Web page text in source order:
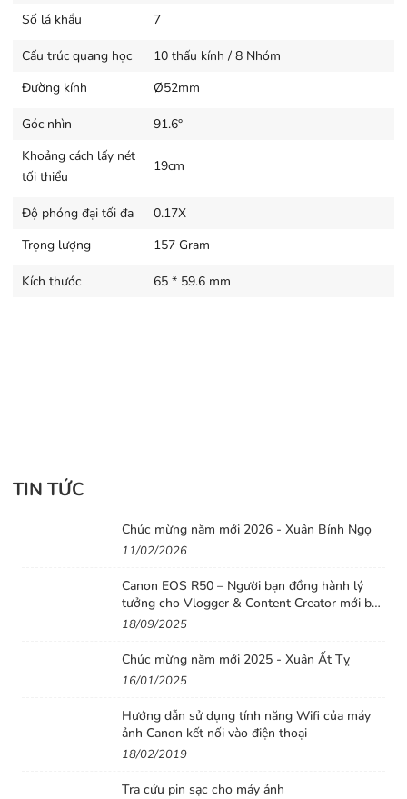
với phông nền khá rõ ràng.
Động cơ lấy nét tự động STM nhanh chóng
theo mắt chuẩn xác và rõ nét.
Số lá khẩu
7
Cấu trúc quang học
10 thấu kính / 8 Nhóm
Đường kính
Ø52mm
Góc nhìn
91.6°
Khoảng cách lấy nét
tối thiểu
19cm
Độ phóng đại tối đa
0.17X
Trọng lượng
157 Gram
Kích thước 65 * 59.6 mm
TIN TỨC
Chúc mừng năm mới 2026 - Xuân Bính Ngọ
11/02/2026
Canon EOS R50 – Người bạn đồng hành lý
tưởng cho Vlogger & Content Creator mới bắt
đầu
18/09/2025
Chúc mừng năm mới 2025 - Xuân Ất Tỵ
16/01/2025
Hướng dẫn sử dụng tính năng Wifi của máy
ảnh Canon kết nối vào điện thoại
18/02/2019
Tra cứu pin sạc cho máy ảnh